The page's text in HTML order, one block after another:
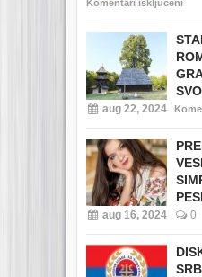
Komentari isključeni
aug 22, 2024
aug 16, 2024 0